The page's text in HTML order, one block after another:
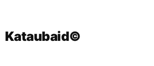
Kataubaid©